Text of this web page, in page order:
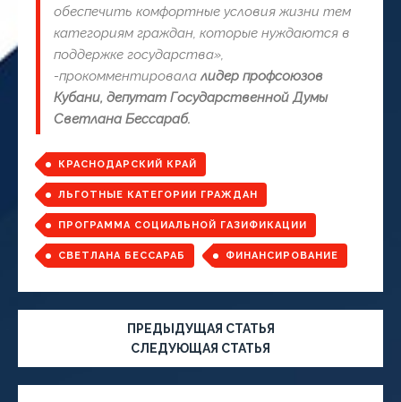
обеспечить комфортные условия жизни тем
категориям граждан, которые нуждаются в
поддержке государства»,
-прокомментировала лидер профсоюзов
Кубани, депутат Государственной Думы
Светлана Бессараб.
КРАСНОДАРСКИЙ КРАЙ
ЛЬГОТНЫЕ КАТЕГОРИИ ГРАЖДАН
ПРОГРАММА СОЦИАЛЬНОЙ ГАЗИФИКАЦИИ
СВЕТЛАНА БЕССАРАБ ФИНАНСИРОВАНИЕ
ПРЕДЫДУЩАЯ СТАТЬЯ
СЛЕДУЮЩАЯ СТАТЬЯ